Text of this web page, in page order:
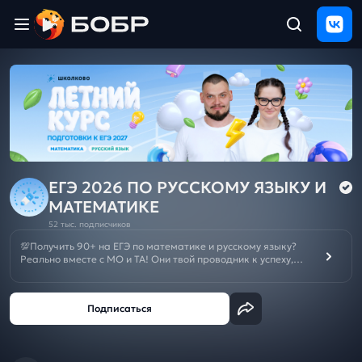
ЩЕЛЧОК
2026
Полезные
материалы
Проверка
сочинений
Тех
и
ЕГЭ 2026 ПО РУССКОМУ ЯЗЫКУ И
МАТЕМАТИКЕ
52 тыс. подписчиков
💯Получить 90+ на ЕГЭ по математике и русскому языку?
Реально вместе с МО и ТА! Они твой проводник к успеху,
Летний курс подготовки к ОГЭ/ЕГЭ 2027:
ЕГЭ🌼